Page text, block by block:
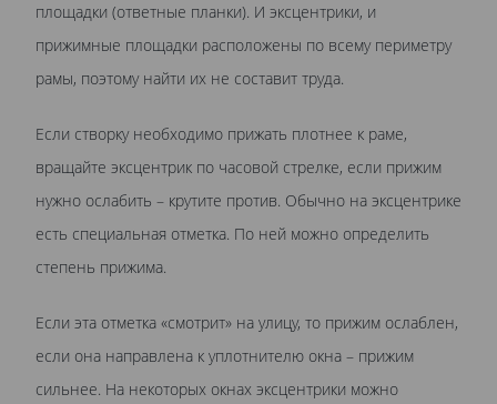
площадки (ответные планки). И эксцентрики, и
прижимные площадки расположены по всему периметру
рамы, поэтому найти их не составит труда.
Если створку необходимо прижать плотнее к раме,
вращайте эксцентрик по часовой стрелке, если прижим
нужно ослабить – крутите против. Обычно на эксцентрике
есть специальная отметка. По ней можно определить
степень прижима.
Если эта отметка «смотрит» на улицу, то прижим ослаблен,
если она направлена к уплотнителю окна – прижим
сильнее. На некоторых окнах эксцентрики можно